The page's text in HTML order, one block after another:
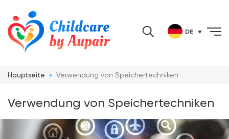
DE
Hauptseite Verwendung von Speichertechniken
Verwendung von Speichertechniken